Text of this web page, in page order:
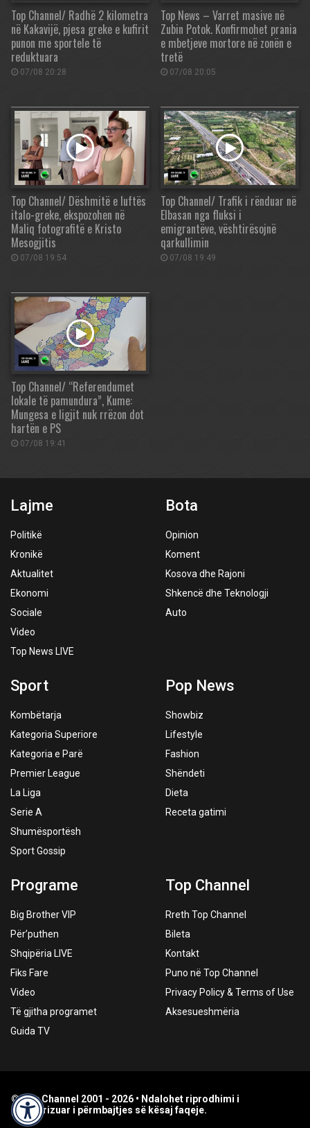
Top Channel/ Radhë 2 kilometra
në Kakavijë, pjesa greke e kufirit
punon me sportele të
reduktuara
07/08 20:28
Top News – Varret masive në
Zubin Potok. Konfirmohet prania
e mbetjeve mortore në zonën e
tretë
07/08 20:05
Top Channel/ Dëshmitë e luftës
italo-greke, ekspozohen në
Maliq fotografitë e Kristo
Mesogjitis
07/08 19:54
Top Channel/ Trafik i rënduar në
Elbasan nga fluksi i
emigrantëve, vështirësojnë
qarkullimin
07/08 19:49
Top Channel/ “Referendumet
lokale të pamundura”, Kume:
Mungesa e ligjit nuk rrëzon dot
hartën e PS
07/08 19:41
Lajme
Politikë
Kronikë
Aktualitet
Ekonomi
Sociale
Video
Top News LIVE
Bota
Opinion
Koment
Kosova dhe Rajoni
Shkencë dhe Teknologji
Auto
Sport
Kombëtarja
Kategoria Superiore
Kategoria e Parë
Premier League
La Liga
Serie A
Shumësportësh
Sport Gossip
Pop News
Showbiz
Lifestyle
Fashion
Shëndeti
Dieta
Receta gatimi
Programe
Big Brother VIP
Për’puthen
Shqipëria LIVE
Fiks Fare
Video
Të gjitha programet
Guida TV
Top Channel
Rreth Top Channel
Bileta
Kontakt
Puno në Top Channel
Privacy Policy & Terms of Use
Aksesueshmëria
© Top Channel 2001 - 2026 • Ndalohet riprodhimi i
paautorizuar i përmbajtjes së kësaj faqeje.